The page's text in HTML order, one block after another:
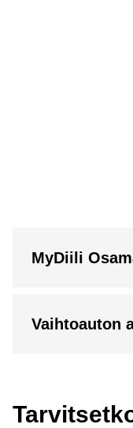
MyDiili
Vaihtoauton